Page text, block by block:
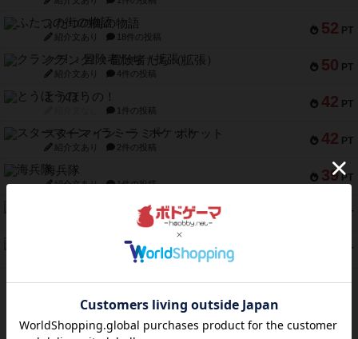
52 PT
ふたつの街の物語
紹介文あり 18件の投稿
50 PT
クランク! ：冒険者たち（拡張）
紹介文あり 4件の投稿
42 PT
とうほうの！
1件の投稿
42 PT
スターマイン・ラミー ポケット
紹介文あり 2件の投稿
39 PT
海兵隊
紹介文あり 1件の投稿
PT
スーパーストア3000
1件の投稿
PT
フリップ７：復讐心とともに
2件の投稿
※App Store は、Apple Inc.のサービスマークです。
※Google Play とそのロゴは、Google Inc.の商標または登録商標です。